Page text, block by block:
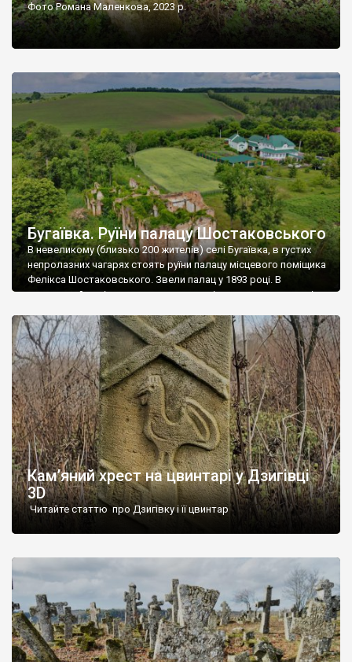
Фото Романа Маленкова, 2023 р.
Бугаївка. Руїни палацу Шостаковського
В невеликому (близько 200 жителів) селі Бугаївка, в густих
непролазних чагарях стоять руїни палацу місцевого поміщика
Фелікса Шостаковського. Звели палац у 1893 році. В
радянський період у ньому спочатку містилася школа, потім
століття тут розмістили туберкульозну лікарню. Коли із
палацу виїхала лікарня – ми точно не […]
Кам’яний хрест на цвинтарі у Дзигівці
3D
Читайте статтю про Дзигівку і її цвинтар